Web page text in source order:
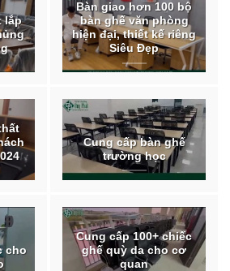
lắp
Bàn giao hơn 100 bộ
bàn ghế văn phòng
hiện đại, thiết kế riêng
Siêu Đẹp
Cung cấp bàn ghế
trường học
cho
Cung cấp 100+ chiếc
ghế quỳ da cho cơ
quan